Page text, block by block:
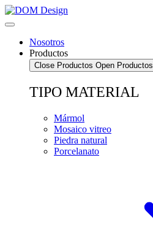
Saltar
al
Nosotros
Productos
Close Productos Open Productos
TIPO MATERIAL
Mármol
Mosaico vitreo
Piedra natural
Porcelanato